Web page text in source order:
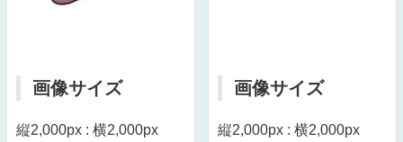
画像サイズ
縦2,000px : 横2,000px
画像サイズ
縦2,000px : 横2,000px